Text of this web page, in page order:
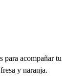
para acompañar tu
y naranja.